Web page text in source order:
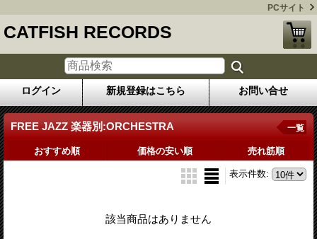
PCサイト
CATFISH RECORDS
ログイン 新規登録はこちら お問い合せ
FREE JAZZ 楽器別:ORCHESTRA 一覧
おすすめ順 価格の安い順 売れ筋順
表示件数:
該当商品はありません